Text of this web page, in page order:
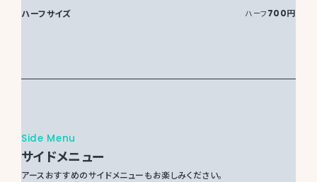
ハーフサイズ ハーフ 700円
Side Menu
サイドメニュー
アースおすすめのサイドメニューもお楽しみください。